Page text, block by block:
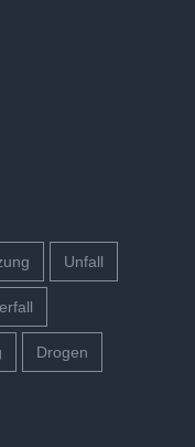
Unfall
Drogen